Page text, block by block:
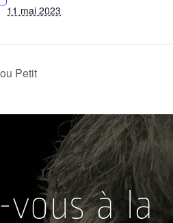
11 mai 2023
Petit
vous à la